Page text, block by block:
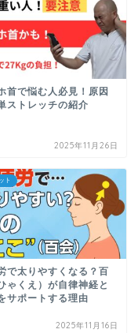
首で悩む人必見！原因
ストレッチの紹介
2025年11月26日
ト
で太りやすくなる？百
ゃくえ）が自律神経と
サポートする理由
2025年11月16日